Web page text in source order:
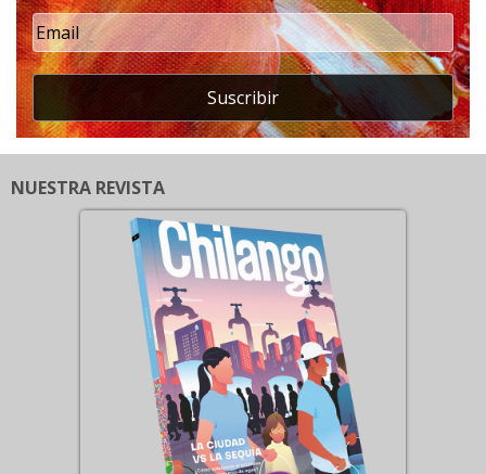
Suscribir
NUESTRA REVISTA